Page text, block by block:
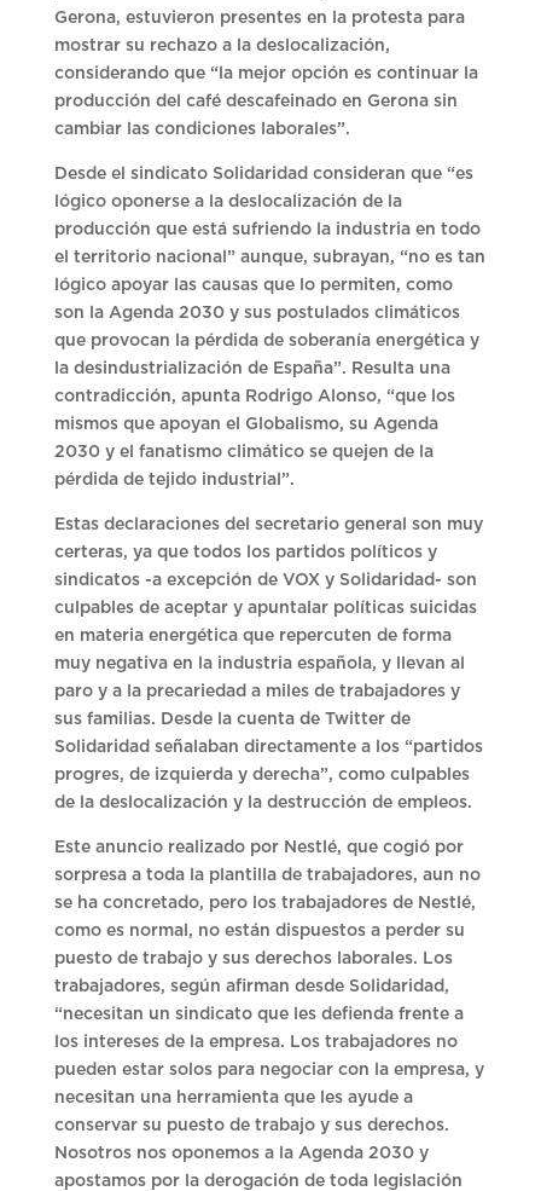
Gerona, estuvieron presentes en la protesta para
mostrar su rechazo a la deslocalización,
considerando que “la mejor opción es continuar la
producción del café descafeinado en Gerona sin
cambiar las condiciones laborales”.
Desde el sindicato Solidaridad consideran que “es
lógico oponerse a la deslocalización de la
producción que está sufriendo la industria en todo
el territorio nacional” aunque, subrayan, “no es tan
lógico apoyar las causas que lo permiten, como
son la Agenda 2030 y sus postulados climáticos
que provocan la pérdida de soberanía energética y
la desindustrialización de España”. Resulta una
contradicción, apunta Rodrigo Alonso, “que los
mismos que apoyan el Globalismo, su Agenda
2030 y el fanatismo climático se quejen de la
pérdida de tejido industrial”.
Estas declaraciones del secretario general son muy
certeras, ya que todos los partidos políticos y
sindicatos -a excepción de VOX y Solidaridad- son
culpables de aceptar y apuntalar políticas suicidas
en materia energética que repercuten de forma
muy negativa en la industria española, y llevan al
paro y a la precariedad a miles de trabajadores y
sus familias. Desde la cuenta de Twitter de
Solidaridad señalaban directamente a los “partidos
progres, de izquierda y derecha”, como culpables
de la deslocalización y la destrucción de empleos.
Este anuncio realizado por Nestlé, que cogió por
sorpresa a toda la plantilla de trabajadores, aun no
se ha concretado, pero los trabajadores de Nestlé,
como es normal, no están dispuestos a perder su
puesto de trabajo y sus derechos laborales. Los
trabajadores, según afirman desde Solidaridad,
“necesitan un sindicato que les defienda frente a
los intereses de la empresa. Los trabajadores no
pueden estar solos para negociar con la empresa, y
necesitan una herramienta que les ayude a
conservar su puesto de trabajo y sus derechos.
Nosotros nos oponemos a la Agenda 2030 y
apostamos por la derogación de toda legislación